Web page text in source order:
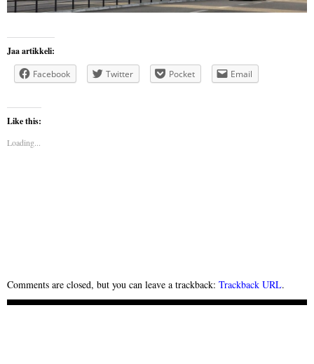
Jaa artikkeli:
Facebook
Twitter Pocket Email
Like this:
Loading...
Comments are closed, but you can leave a trackback: Trackback URL.